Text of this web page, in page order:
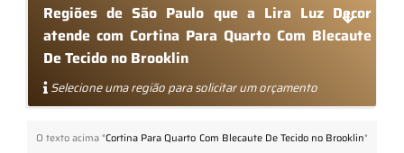
Regiões de São Paulo que a Lira Luz Decor
atende com Cortina Para Quarto Com Blecaute
De Tecido no Brooklin
Selecione uma região para solicitar um orçamento
O texto acima "Cortina Para Quarto Com Blecaute De Tecido no Brooklin"